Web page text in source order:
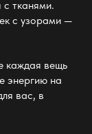
тканями.
с узорами —
каждая вещь
энергию на
вас, в